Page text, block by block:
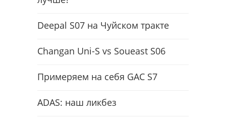
Deepal S07 на Чуйском тракте
Changan Uni-S vs Soueast S06
Примеряем на себя GAC S7
ADAS: наш ликбез